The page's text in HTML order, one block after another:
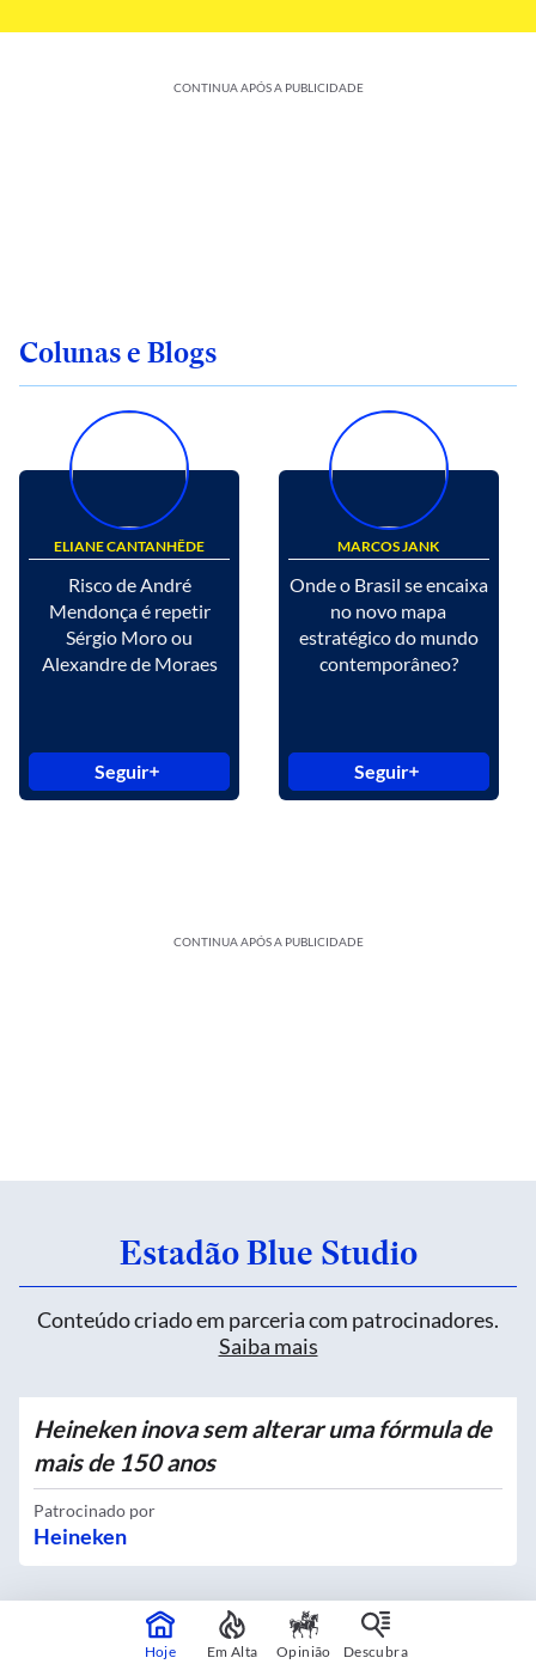
CONTINUA APÓS A PUBLICIDADE
Colunas e Blogs
ELIANE CANTANHÊDE
Risco de André
Mendonça é repetir
Sérgio Moro ou
Alexandre de Moraes
Seguir
MARCOS JANK
Onde o Brasil se encaixa
no novo mapa
estratégico do mundo
contemporâneo?
Seguir
CONTINUA APÓS A PUBLICIDADE
Estadão Blue Studio
Conteúdo criado em parceria com patrocinadores.
Saiba mais
Heineken inova sem alterar uma fórmula de
mais de 150 anos
Patrocinado por
Heineken
Quatro novos Bosques Urbanos recebem
Hoje Em Alta Opinião Descubra